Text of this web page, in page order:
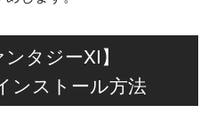
タジーXI】
ンストール方法